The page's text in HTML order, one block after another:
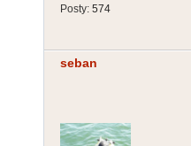
Posty: 574
seban